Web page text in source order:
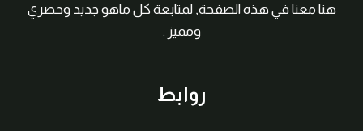
هنا معنا في هذه الصفحة, لمتابعة كل ماهو جديد وحصري
ومميز .
روابط